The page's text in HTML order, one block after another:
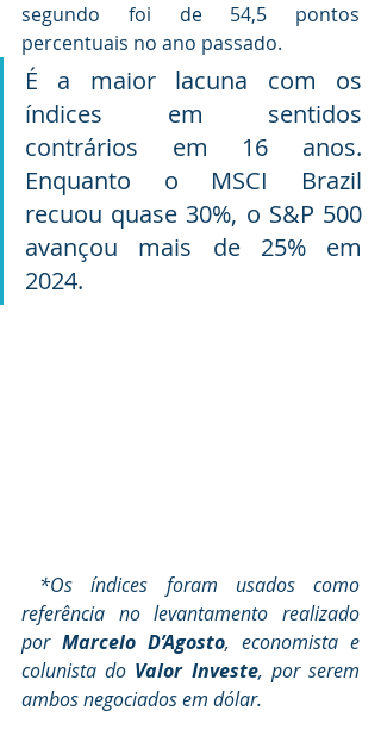
segundo foi de 54,5 pontos
percentuais no ano passado.
É a maior lacuna com os
índices em sentidos
contrários em 16 anos.
Enquanto o MSCI Brazil
recuou quase 30%, o S&P 500
avançou mais de 25% em
2024.
*Os índices foram usados como
referência no levantamento realizado
por Marcelo D’Agosto, economista e
colunista do Valor Investe, por serem
ambos negociados em dólar.